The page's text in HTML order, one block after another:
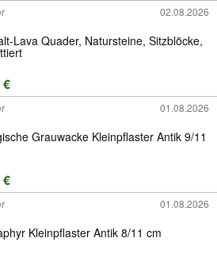
02.08.2026
Lava Quader, Natursteine, Sitzblöcke,
€
01.08.2026
Grauwacke Kleinpflaster Antik 9/11
€
01.08.2026
Kleinpflaster Antik 8/11 cm